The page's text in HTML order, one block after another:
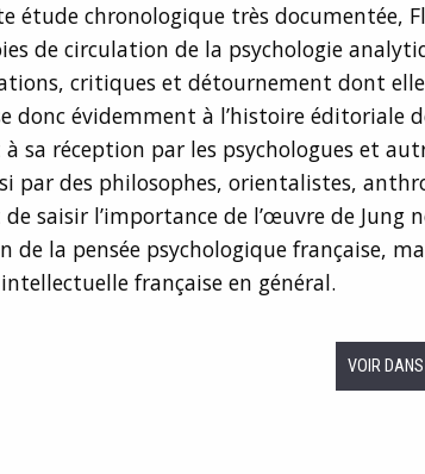
étude chronologique très documentée,
de circulation de la psychologie
critiques et détournement dont elle
donc évidemment à l’histoire éditoriale
à sa réception par les psychologues et
par des philosophes, orientalistes,
saisir l’importance de l’œuvre de Jung
de la pensée psychologique française,
française en général.
VOIR